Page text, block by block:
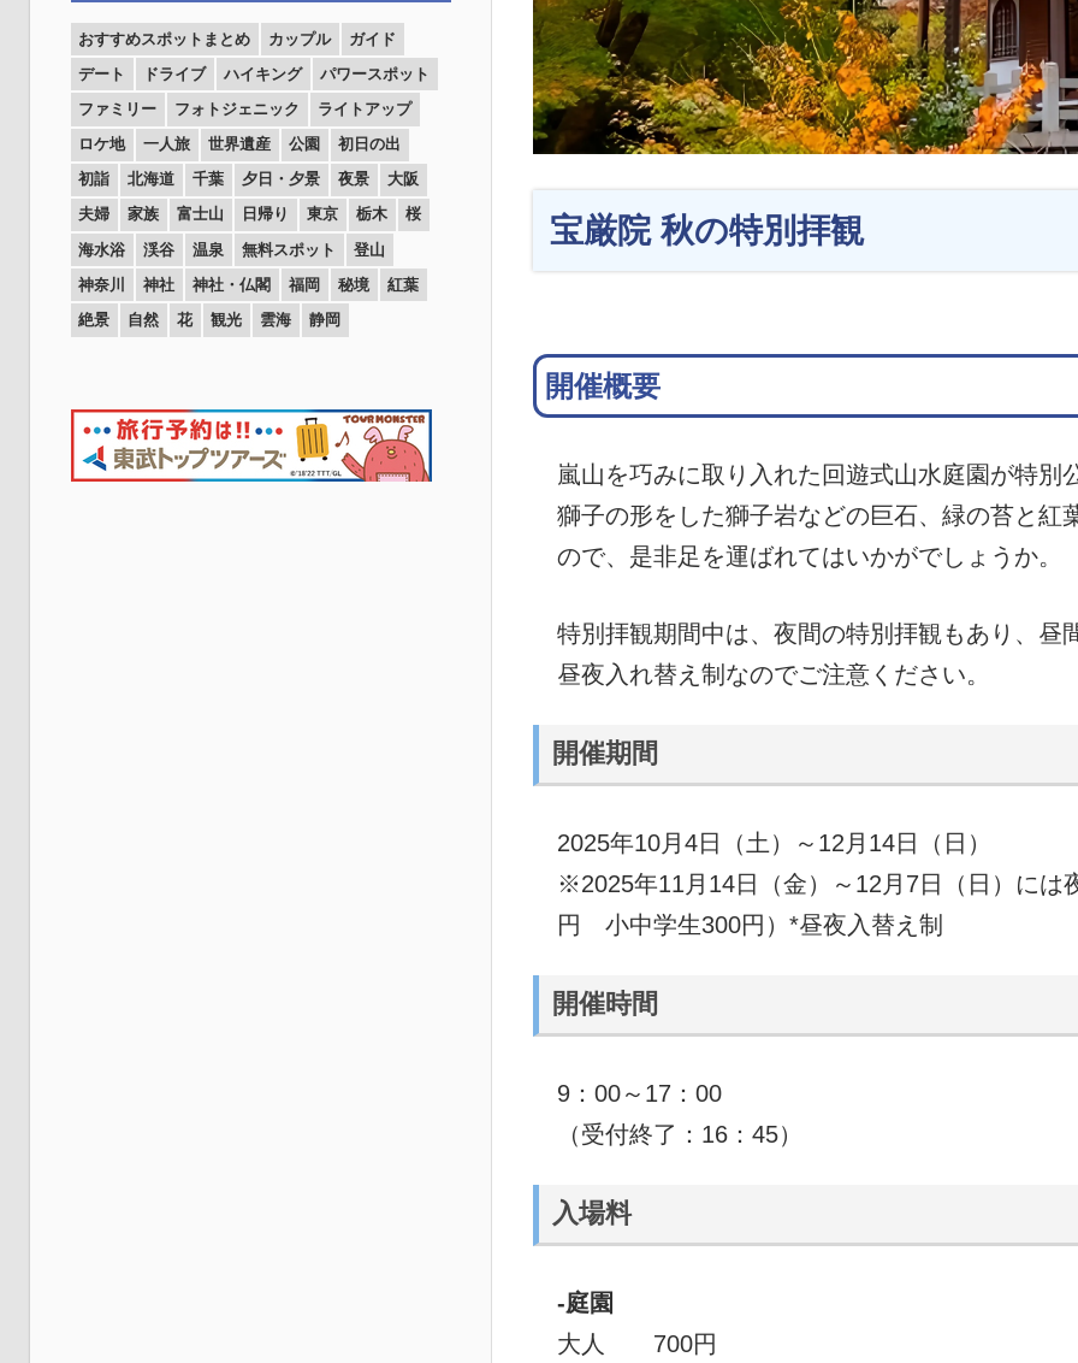
宝厳院 秋の特別拝観
開催概要
嵐山を巧みに取り入れた回遊式山水庭園が特別
獅子の形をした獅子岩などの巨石、緑の苔と紅
ので、是非足を運ばれてはいかがでしょうか。
特別拝観期間中は、夜間の特別拝観もあり、昼
昼夜入れ替え制なのでご注意ください。
開催期間
2025年10月4日（土）～12月14日（日）
※2025年11月14日（金）～12月7日（日）には
円 小中学生300円）*昼夜入替え制
開催時間
9：00～17：00
（受付終了：16：45）
入場料
-庭園
大人 700円
おすすめスポットまとめ カップル
ガイド
デート
ドライブ ハイキング
パワースポット
ファミリー
フォトジェニック
ライトアップ
ロケ地
一人旅 世界遺産 公園
初日の出
初詣
北海道 千葉 夕日・夕景 夜景
大阪
夫婦
家族 富士山 日帰り 東京 栃木
桜
海水浴
渓谷 温泉 無料スポット
登山
神奈川
神社 神社・仏閣 福岡 秘境
紅葉
絶景
自然 花 観光 雲海 静岡